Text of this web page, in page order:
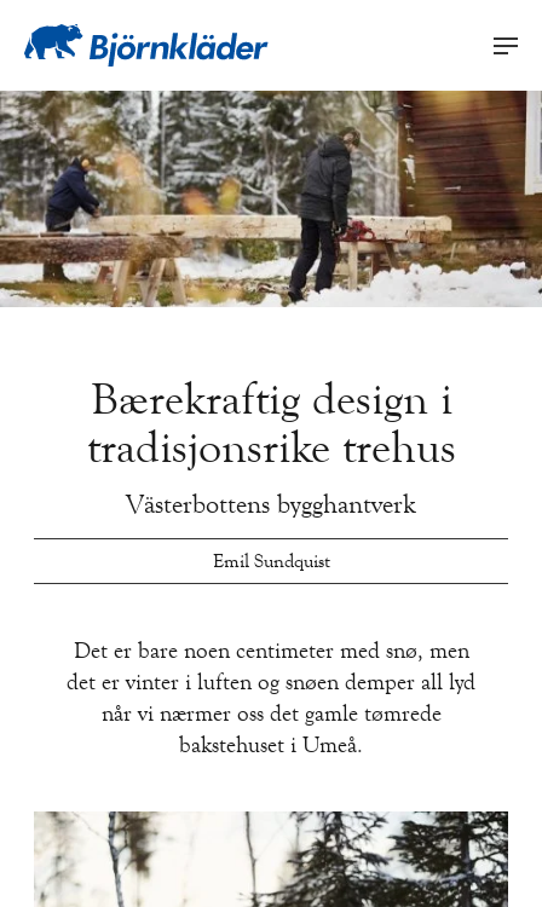
Bærekraftig design i
tradisjonsrike trehus
Västerbottens bygghantverk
Emil Sundquist
Det er bare noen centimeter med snø, men
det er vinter i luften og snøen demper all lyd
når vi nærmer oss det gamle tømrede
bakstehuset i Umeå.